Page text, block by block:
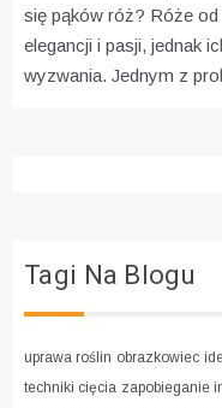
się pąków róż? Róże
elegancji i pasji, jednak
wyzwania. Jednym z
Tagi Na Blogu
uprawa roślin obrazkowiec
techniki cięcia zapobieganie